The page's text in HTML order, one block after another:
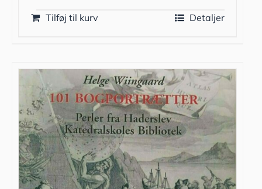
Tilføj til kurv Detaljer